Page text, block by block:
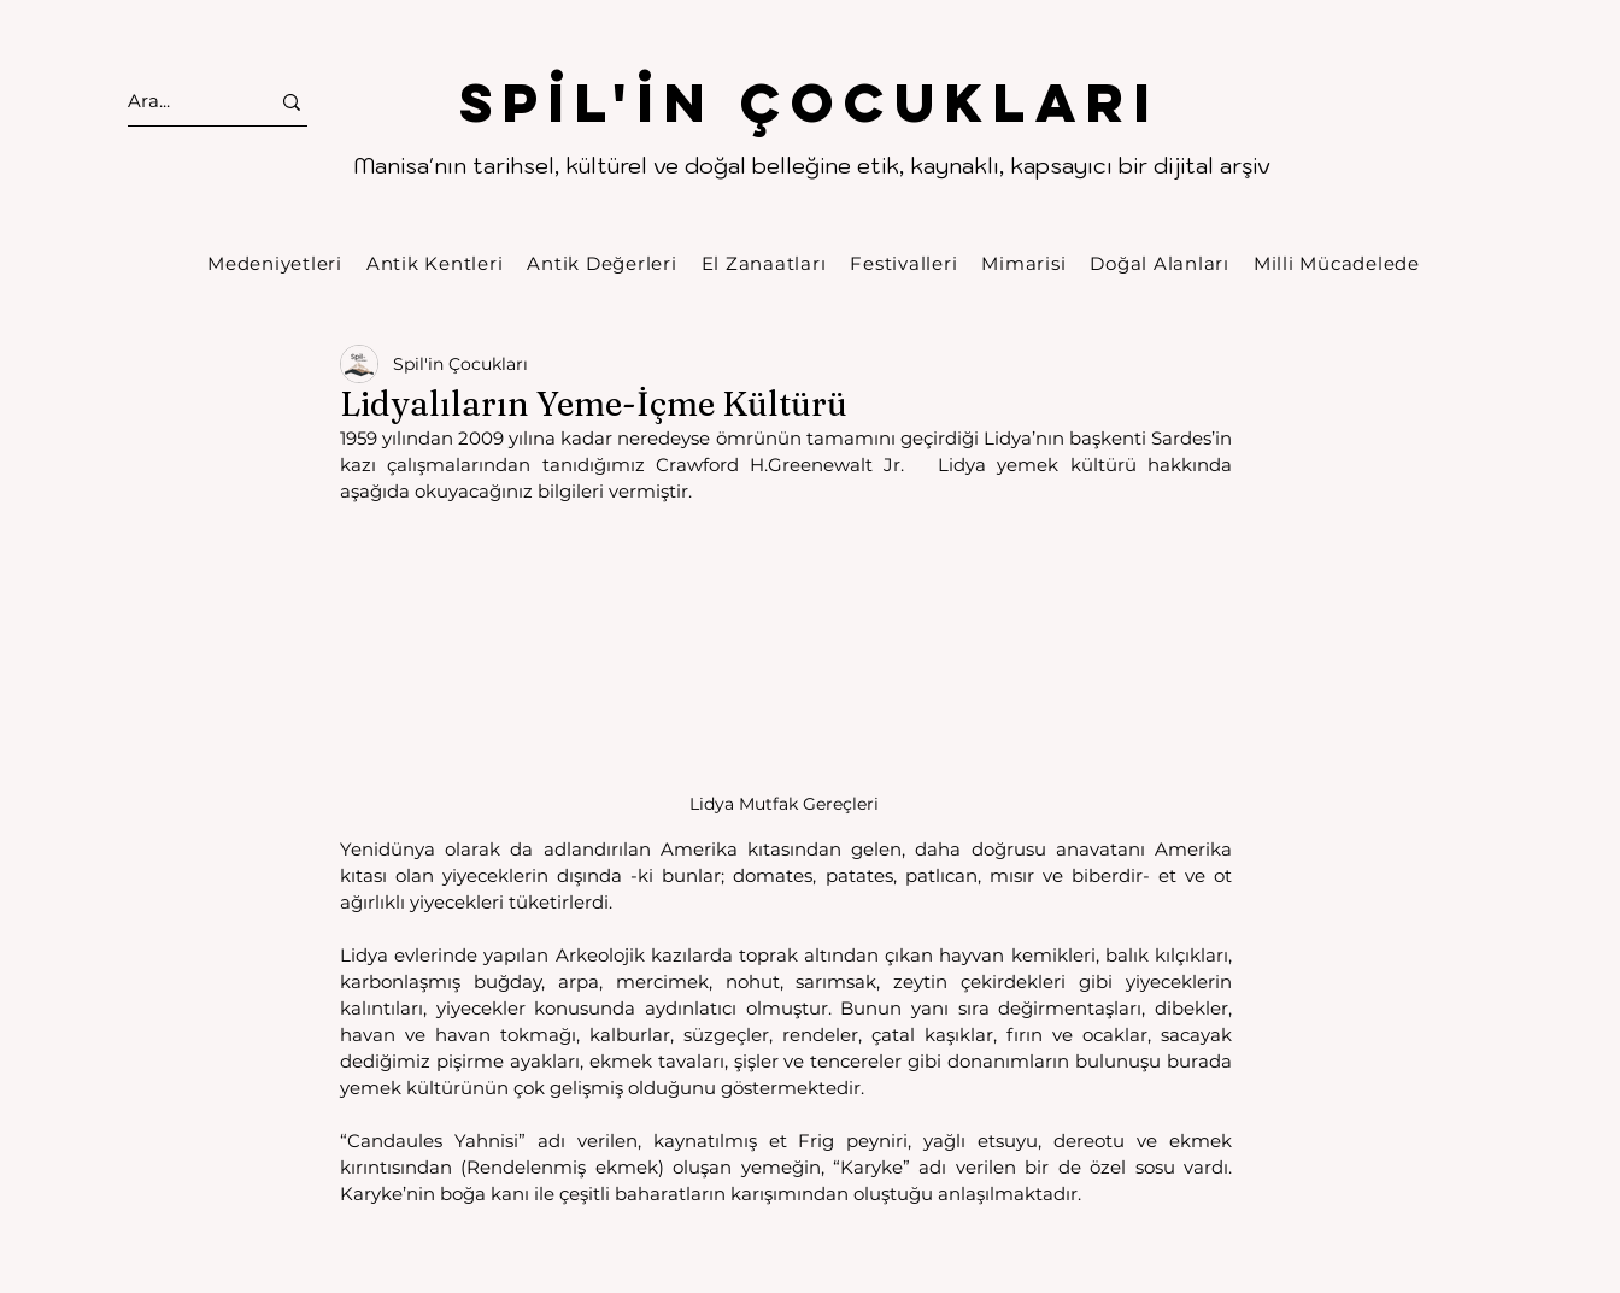
Spıl'in Çocukları
Manisa'nın tarihsel, kültürel ve doğal belleğine etik, kaynaklı, kapsayıcı bir dijital arşiv
. .
Medeniyetleri Antik Kentleri Antik Değerleri El Zanaatları Festivalleri Mimarisi Doğal Alanları Milli Mücadelede
Lidyalıların Yeme-İçme Kültürü
Spil'in Çocukları
1959 yılından 2009 yılına kadar neredeyse ömrünün tamamını geçirdiği Lidya’nın başkenti Sardes’in
kazı çalışmalarından tanıdığımız Crawford H.Greenewalt Jr.   Lidya yemek kültürü hakkında
aşağıda okuyacağınız bilgileri vermiştir.
Lidya Mutfak Gereçleri
Yenidünya olarak da adlandırılan Amerika kıtasından gelen, daha doğrusu anavatanı Amerika
kıtası olan yiyeceklerin dışında -ki bunlar; domates, patates, patlıcan, mısır ve biberdir- et ve ot
ağırlıklı yiyecekleri tüketirlerdi.
Lidya evlerinde yapılan Arkeolojik kazılarda toprak altından çıkan hayvan kemikleri, balık kılçıkları,
karbonlaşmış buğday, arpa, mercimek, nohut, sarımsak, zeytin çekirdekleri gibi yiyeceklerin
kalıntıları, yiyecekler konusunda aydınlatıcı olmuştur. Bunun yanı sıra değirmentaşları, dibekler,
havan ve havan tokmağı, kalburlar, süzgeçler, rendeler, çatal kaşıklar, fırın ve ocaklar, sacayak
dediğimiz pişirme ayakları, ekmek tavaları, şişler ve tencereler gibi donanımların bulunuşu burada
yemek kültürünün çok gelişmiş olduğunu göstermektedir.
“Candaules Yahnisi” adı verilen, kaynatılmış et Frig peyniri, yağlı etsuyu, dereotu ve ekmek
kırıntısından (Rendelenmiş ekmek) oluşan yemeğin, “Karyke” adı verilen bir de özel sosu vardı.
Karyke’nin boğa kanı ile çeşitli baharatların karışımından oluştuğu anlaşılmaktadır.